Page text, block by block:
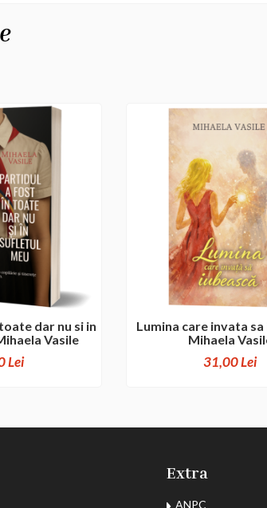
dar nu si in
Vasile
Lei
Lumina care invata sa
Mihaela
31,00 Lei
Extra
ANPC